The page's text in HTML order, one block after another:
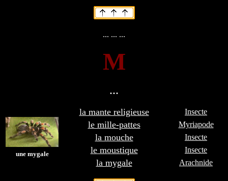
... ... ...
M
...
une mygale
la mante religieuse Insecte
le mille-pattes Myriapode
la mouche Insecte
le moustique Insecte
la mygale Arachnide